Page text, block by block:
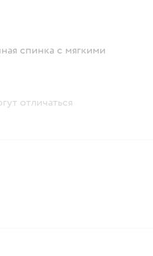
спинка с мягкими
отличаться